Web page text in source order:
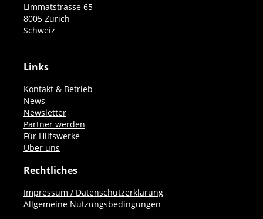
Limmatstrasse 65
8005 Zürich
Schweiz
Links
Kontakt & Betrieb
News
Newsletter
Partner werden
Für Hilfswerke
Über uns
Rechtliches
Impressum / Datenschutzerklärung
Allgemeine Nutzungsbedingungen